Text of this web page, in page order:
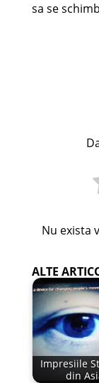
sa se
Nu exista
ALTE
Impresiile
din